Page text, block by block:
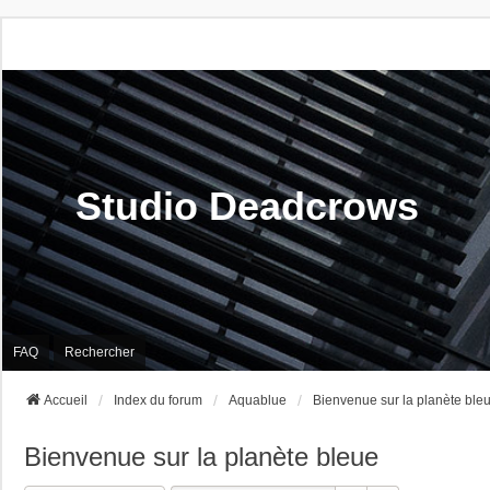
Studio Deadcrows
FAQ Rechercher
Accueil Index du forum Aquablue Bienvenue sur la planète
Bienvenue sur la planète bleue